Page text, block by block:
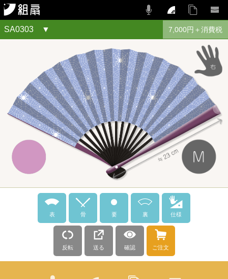
SA0303 7,000円＋消費税
表 骨 要 裏 仕様
反転 送る 確認 ご注文